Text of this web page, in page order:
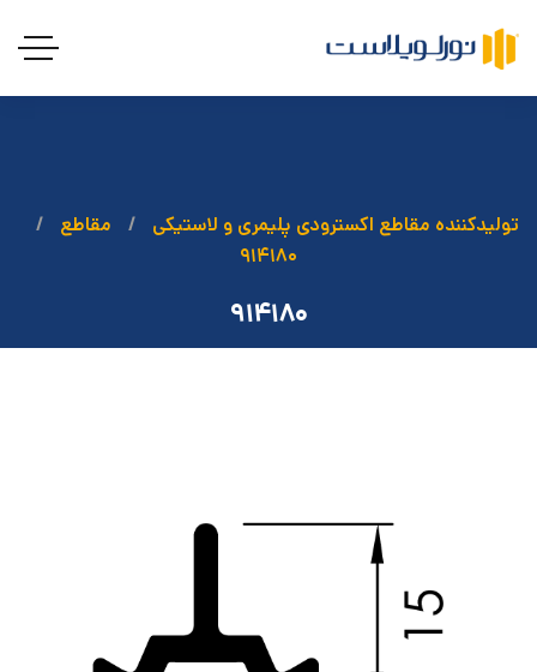
تولیدکننده مقاطع اکسترودی پلیمری و لاستیکی
مقاطع
۹۱۴۱۸۰
۹۱۴۱۸۰